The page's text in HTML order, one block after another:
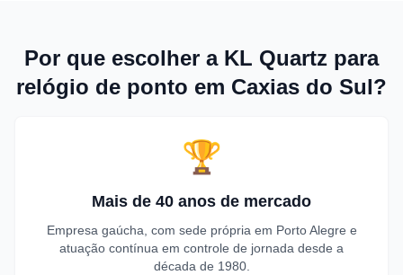
Por que escolher a KL Quartz para
relógio de ponto em Caxias do Sul?
🏆
Mais de 40 anos de mercado
Empresa gaúcha, com sede própria em Porto Alegre e
atuação contínua em controle de jornada desde a
década de 1980.